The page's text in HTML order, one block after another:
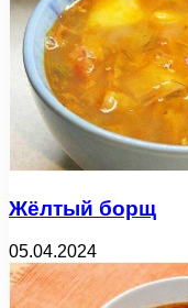
Жёлтый борщ
05.04.2024